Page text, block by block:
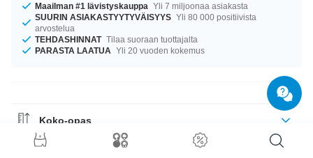
Maailman #1 lävistyskauppa Yli 7 miljoonaa asiakasta
SUURIN ASIAKASTYYTYVÄISYYS Yli 80 000 positiivista
arvostelua
TEHDASHINNAT Tilaa suoraan tuottajalta
PARASTA LAATUA Yli 20 vuoden kokemus
Koko-opas